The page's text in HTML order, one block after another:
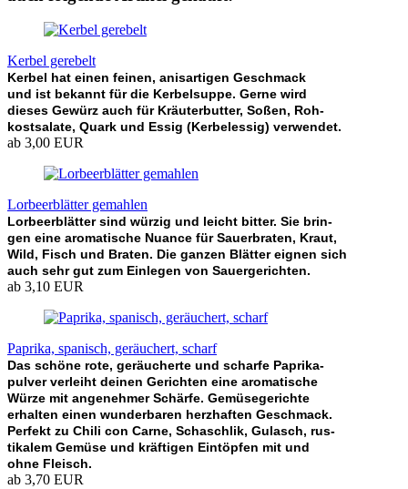
Kerbel gerebelt
Kerbel hat einen feinen, anisartigen Geschmack
und ist bekannt für die Kerbelsuppe. Gerne wird
dieses Gewürz auch für Kräuterbutter, Soßen, Roh-
kostsalate, Quark und Essig (Kerbelessig) verwendet.
ab 3,00 EUR
Lorbeerblätter gemahlen
Lorbeerblätter sind würzig und leicht bitter. Sie brin-
gen eine aromatische Nuance für Sauerbraten, Kraut,
Wild, Fisch und Braten. Die ganzen Blätter eignen sich
auch sehr gut zum Einlegen von Sauergerichten.
ab 3,10 EUR
Paprika, spanisch, geräuchert, scharf
Das schöne rote, geräucherte und scharfe Paprika-
pulver verleiht deinen Gerichten eine aromatische
Würze mit angenehmer Schärfe. Gemüsegerichte
erhalten einen wunderbaren herzhaften Geschmack.
Perfekt zu Chili con Carne, Schaschlik, Gulasch, rus-
tikalem Gemüse und kräftigen Eintöpfen mit und
ohne Fleisch.
ab 3,70 EUR